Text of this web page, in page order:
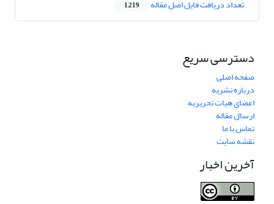
تعداد دریافت فایل اصل مقاله 1,219
دسترسی سریع
صفحه اصلی
درباره نشریه
اعضای هیات تحریریه
ارسال مقاله
تماس با ما
نقشه سایت
آخرین اخبار